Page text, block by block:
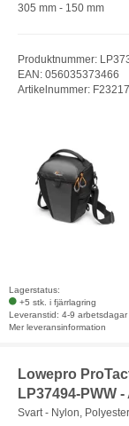
305 mm - 150 mm
Produktnummer:
EAN: 056035373466
Artikelnummer:
Lagerstatus:
+5 stk. i fjärrlagring
Leveranstid: 4-9 arbetsdagar
Mer leveransinformation
Lowepro
LP37494-PWW
Svart - Nylon,